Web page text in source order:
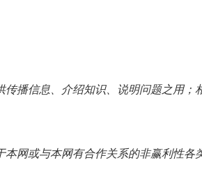
播信息、介绍知识、说明问题之用；
网或与本网有合作关系的非赢利性各